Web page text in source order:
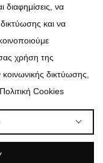
διαφημίσεις, να
και να
χρήση της
δικτύωσης,
Cookies